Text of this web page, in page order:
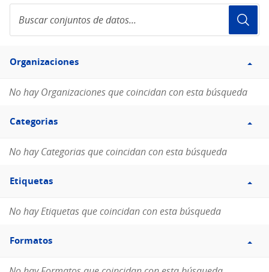
conjuntos
de
Filtro
Organizaciones
Organizaciones
No hay Organizaciones que coincidan con esta búsqueda
Filtro
Categorias
Categorias
No hay Categorias que coincidan con esta búsqueda
Filtro
Etiquetas
Etiquetas
No hay Etiquetas que coincidan con esta búsqueda
Filtro
Formatos
Formatos